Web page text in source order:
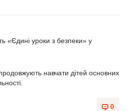
навчати дітей основних
0